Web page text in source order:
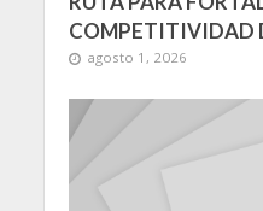
COMPETITIVIDAD
agosto 1, 2026